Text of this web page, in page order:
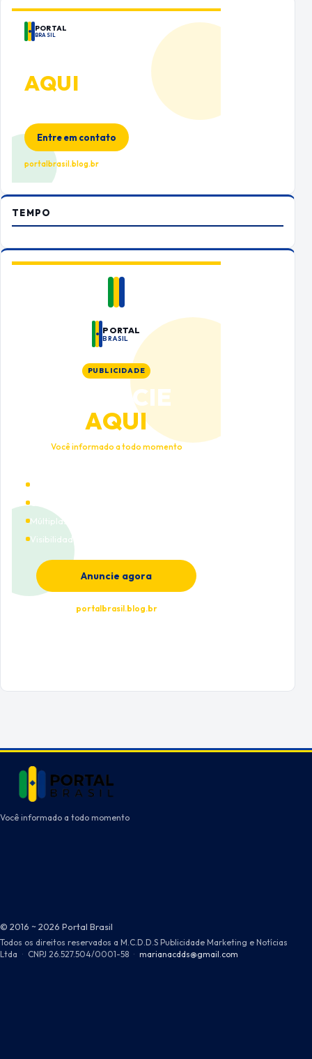
PORTAL
BRASIL
AQUI
Entre em contato
portalbrasil.blog.br
TEMPO
PORTAL
BRASIL
PUBLICIDADE
ANUNCIE
AQUI
Você informado a todo momento
Múltiplas categorias
Visibilidade premium
Anuncie agora
portalbrasil.blog.br
Você informado a todo momento
© 2016 ~ 2026 Portal Brasil
Todos os direitos reservados a M.C.D.D.S Publicidade Marketing e Notícias
Ltda · CNPJ 26.527.504/0001-58 · marianacdds@gmail.com